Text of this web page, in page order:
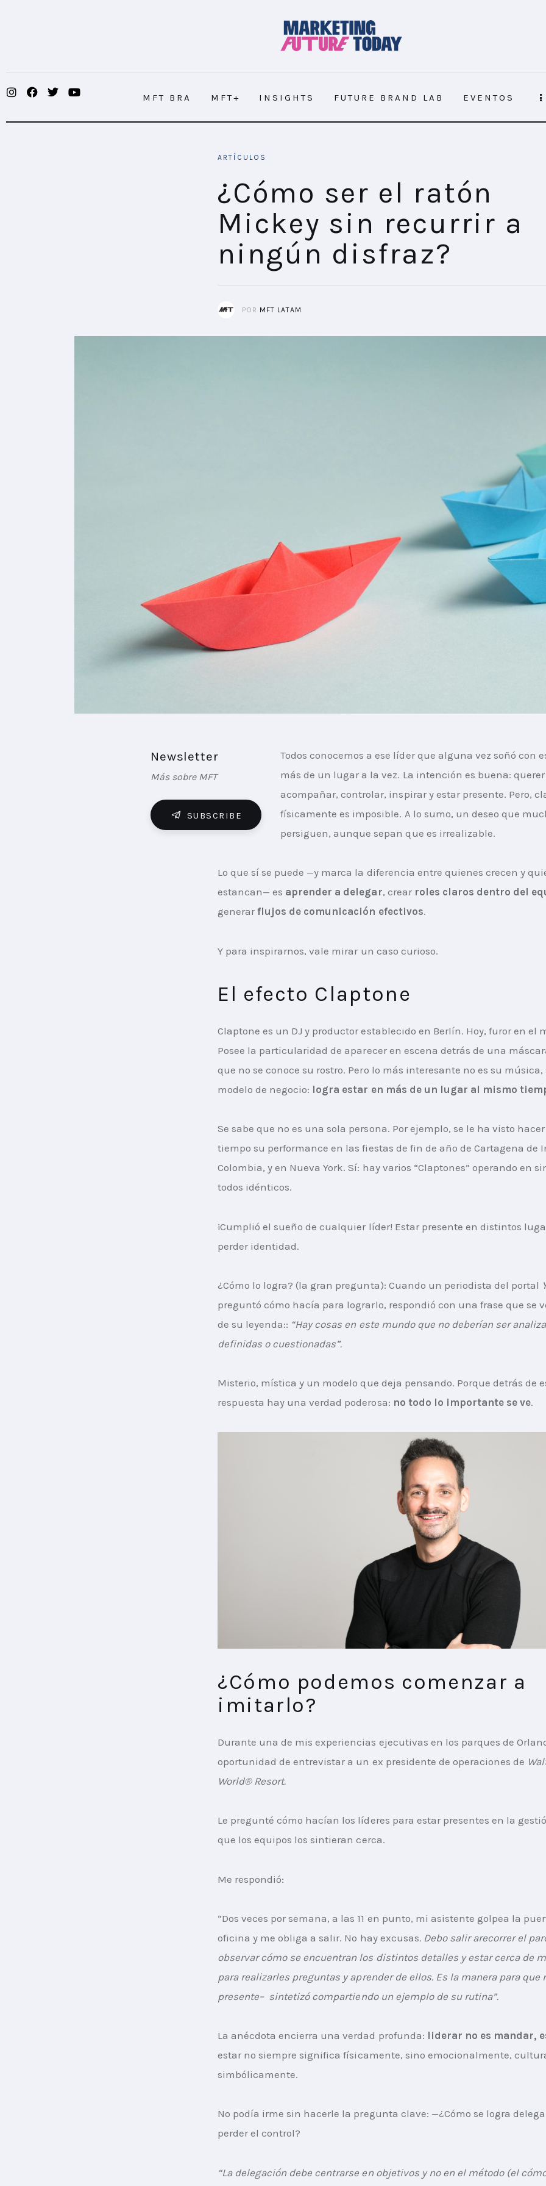
MFT BRA MFT+ INSIGHTS FUTURE BRAND LAB EVENTOS
INSIGHTS
ARTÍCULOS
¿Cómo ser el ratón
Mickey sin recurrir a
ningún disfraz?
POR MFT LATAM
Newsletter
Más sobre MFT
SUBSCRIBE
Todos conocemos a ese líder que alguna vez soñó con
más de un lugar a la vez. La intención es buena:
acompañar, controlar, inspirar y estar presente. Pero,
físicamente es imposible. A lo sumo, un deseo que
persiguen, aunque sepan que es irrealizable.
Lo que sí se puede —y marca la diferencia entre quienes crecen y
estancan— es aprender a delegar, crear roles claros dentro del
generar flujos de comunicación efectivos.
Y para inspirarnos, vale mirar un caso curioso.
El efecto Claptone
Claptone es un DJ y productor establecido en Berlín. Hoy, furor en el
Posee la particularidad de aparecer en escena detrás de una
que no se conoce su rostro. Pero lo más interesante no es su
modelo de negocio: logra estar en más de un lugar al mismo
Se sabe que no es una sola persona. Por ejemplo, se le ha visto
tiempo su performance en las fiestas de fin de año de Cartagena de
Colombia, y en Nueva York. Sí: hay varios “Claptones” operando en
todos idénticos.
¡Cumplió el sueño de cualquier líder! Estar presente en distintos
perder identidad.
¿Cómo lo logra? (la gran pregunta): Cuando un periodista del portal
preguntó cómo hacía para lograrlo, respondió con una frase que se
de su leyenda:: “Hay cosas en este mundo que no deberían ser
definidas o cuestionadas”.
Misterio, mística y un modelo que deja pensando. Porque detrás de
respuesta hay una verdad poderosa: no todo lo importante se ve.
¿Cómo podemos comenzar a
imitarlo?
Durante una de mis experiencias ejecutivas en los parques de
oportunidad de entrevistar a un ex presidente de operaciones de
World® Resort.
Le pregunté cómo hacían los líderes para estar presentes en la
que los equipos los sintieran cerca.
Me respondió:
“Dos veces por semana, a las 11 en punto, mi asistente golpea la
oficina y me obliga a salir. No hay excusas. Debo salir arecorrer el
observar cómo se encuentran los distintos detalles y estar cerca de
para realizarles preguntas y aprender de ellos. Es la manera para
presente– sintetizó compartiendo un ejemplo de su rutina”.
La anécdota encierra una verdad profunda: liderar no es mandar,
estar no siempre significa físicamente, sino emocionalmente,
simbólicamente.
No podía irme sin hacerle la pregunta clave: —¿Cómo se logra
perder el control?
“La delegación debe centrarse en objetivos y no en el método (el